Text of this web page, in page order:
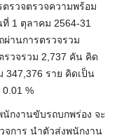
รวจตรวจความพร้อม
1 ตุลาคม 2564-31
านการตรวจรวม
รวจรวม 2,737 คัน คิด
347,376 ราย คิดเป็น
%
กงานขับรถบกพร่อง จะ
จการ นำตัวส่งพนักงาน